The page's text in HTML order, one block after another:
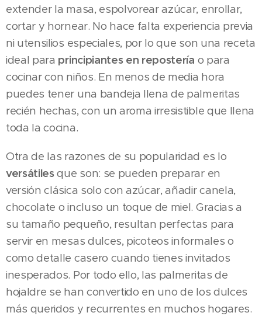
extender la masa, espolvorear azúcar, enrollar,
cortar y hornear. No hace falta experiencia previa
ni utensilios especiales, por lo que son una receta
ideal para principiantes en repostería o para
cocinar con niños. En menos de media hora
puedes tener una bandeja llena de palmeritas
recién hechas, con un aroma irresistible que llena
toda la cocina.
Otra de las razones de su popularidad es lo
versátiles que son: se pueden preparar en
versión clásica solo con azúcar, añadir canela,
chocolate o incluso un toque de miel. Gracias a
su tamaño pequeño, resultan perfectas para
servir en mesas dulces, picoteos informales o
como detalle casero cuando tienes invitados
inesperados. Por todo ello, las palmeritas de
hojaldre se han convertido en uno de los dulces
más queridos y recurrentes en muchos hogares.